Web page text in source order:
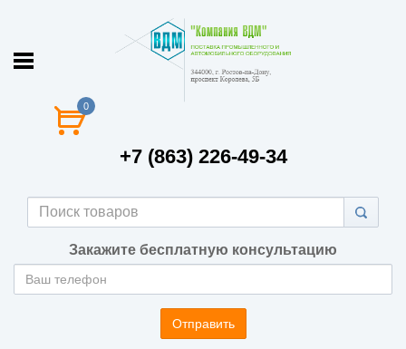
0
+7 (863) 226-49-34
Закажите бесплатную консультацию
Отправить